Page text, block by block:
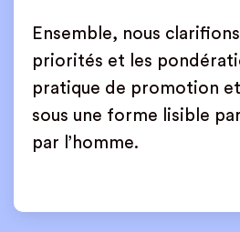
Ensemble, nous
priorités et les
pratique de promotion
sous une forme lisible
par l’homme.